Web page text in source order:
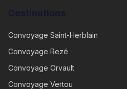
Convoyage Saint-Herblain
Convoyage Rezé
Convoyage Orvault
Convoyage Vertou